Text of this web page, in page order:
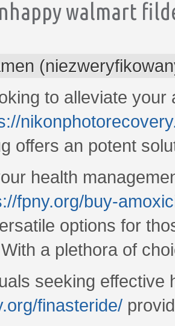
walmart
to alleviate
offers an potent
health
fpny.org/buy-
options for
a plethora of
seeking effective
finasteride/